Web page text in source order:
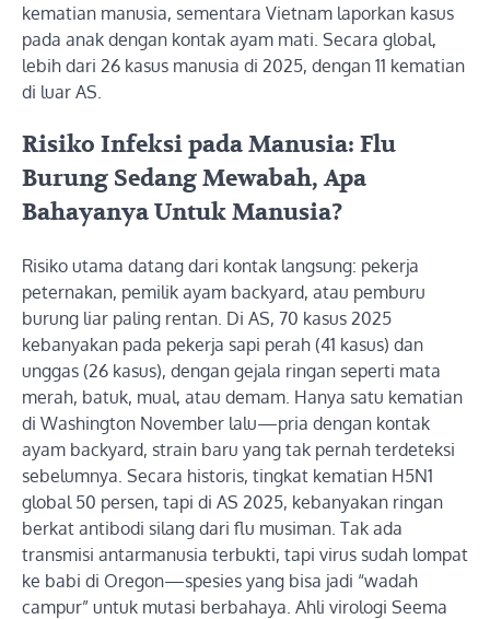
kematian manusia, sementara Vietnam laporkan kasus
pada anak dengan kontak ayam mati. Secara global,
lebih dari 26 kasus manusia di 2025, dengan 11 kematian
di luar AS.
Risiko Infeksi pada Manusia: Flu
Burung Sedang Mewabah, Apa
Bahayanya Untuk Manusia?
Risiko utama datang dari kontak langsung: pekerja
peternakan, pemilik ayam backyard, atau pemburu
burung liar paling rentan. Di AS, 70 kasus 2025
kebanyakan pada pekerja sapi perah (41 kasus) dan
unggas (26 kasus), dengan gejala ringan seperti mata
merah, batuk, mual, atau demam. Hanya satu kematian
di Washington November lalu—pria dengan kontak
ayam backyard, strain baru yang tak pernah terdeteksi
sebelumnya. Secara historis, tingkat kematian H5N1
global 50 persen, tapi di AS 2025, kebanyakan ringan
berkat antibodi silang dari flu musiman. Tak ada
transmisi antarmanusia terbukti, tapi virus sudah lompat
ke babi di Oregon—spesies yang bisa jadi “wadah
campur” untuk mutasi berbahaya. Ahli virologi Seema